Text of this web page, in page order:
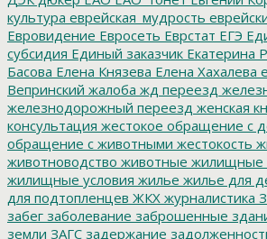
культура еврейская_мудрость
Евровидение Евросеть Еврстат ЕГЭ
субсидия Единый заказчик Екатерина
Басова Елена Князева Елена Хахалева
Вепринский жалоба жд переезд
железнодорожный переезд женская
консультация жестокое обращение с
обращение с животными жестокость
животноводство животные жилищные
жилищные условия жилье жилье для
для подтопленцев ЖКХ журналистика
забег заболевание заброшенные
земли ЗАГС задержание